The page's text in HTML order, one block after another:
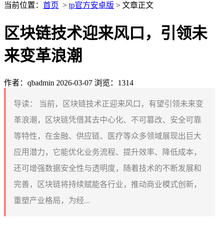
当前位置： 首页 > tp官方安卓版 > 文章正文
区块链技术迎来风口，引领未
来变革浪潮
作者：qbadmin 2026-03-07 浏览：1314
导读：
当前，区块链技术正迎来风口，有望引领未来变
革浪潮，区块链凭借其去中心化、不可篡改、安全可靠
等特性，在金融、供应链、医疗等众多领域展现出巨大
应用潜力，它能优化业务流程、提升效率、降低成本，
还可增强数据安全性与透明度，随着技术的不断发展和
完善，区块链将持续赋能各行业，推动商业模式创新，
重塑产业格局，为经...